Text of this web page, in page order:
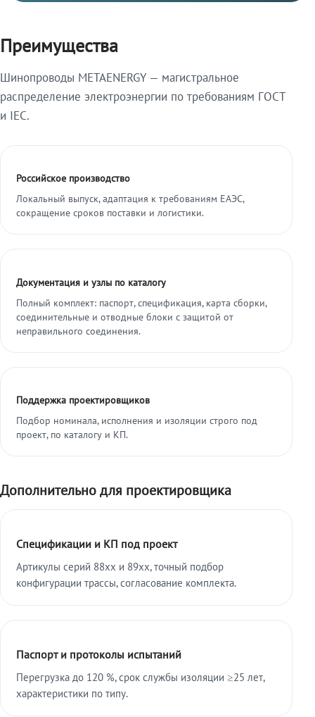
Преимущества
Шинопроводы METAENERGY — магистральное
распределение электроэнергии по требованиям ГОСТ
и IEC.
Российское производство
Локальный выпуск, адаптация к требованиям ЕАЭС,
сокращение сроков поставки и логистики.
Документация и узлы по каталогу
Полный комплект: паспорт, спецификация, карта сборки,
соединительные и отводные блоки с защитой от
неправильного соединения.
Поддержка проектировщиков
Подбор номинала, исполнения и изоляции строго под
проект, по каталогу и КП.
Дополнительно для проектировщика
Спецификации и КП под проект
Артикулы серий 88xx и 89xx, точный подбор
конфигурации трассы, согласование комплекта.
Паспорт и протоколы испытаний
Перегрузка до 120 %, срок службы изоляции ≥25 лет,
характеристики по типу.